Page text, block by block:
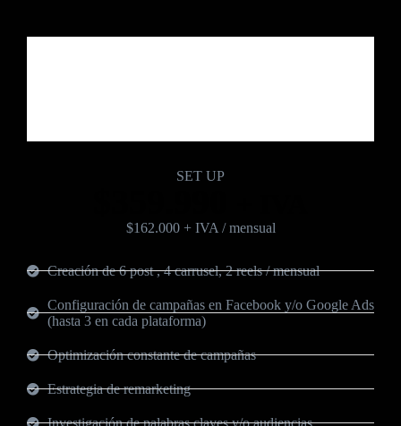
SET UP
$162.000 + IVA / mensual
Creación de 6 post , 4 carrusel, 2 reels / mensual
Configuración de campañas en Facebook y/o Google Ads
(hasta 3 en cada plataforma)
Optimización constante de campañas
Estrategia de remarketing
Investigación de palabras claves y/o audiencias